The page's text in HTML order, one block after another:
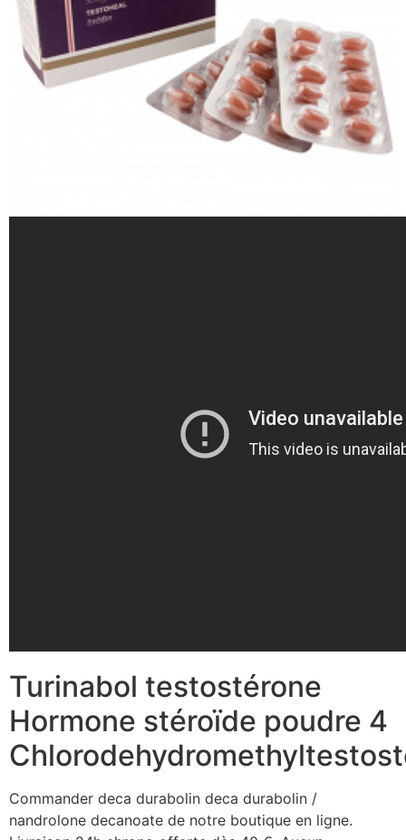
Turinabol testostérone
Hormone stéroïde poudre 4
Commander deca durabolin deca durabolin /
nandrolone decanoate de notre boutique en ligne.